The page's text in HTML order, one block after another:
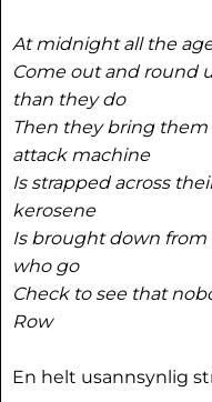
At midnight all the
Come out and round
than they do
Then they bring
attack machine
Is strapped across
kerosene
Is brought down from
who go
Check to see that
Row
En helt usannsynlig